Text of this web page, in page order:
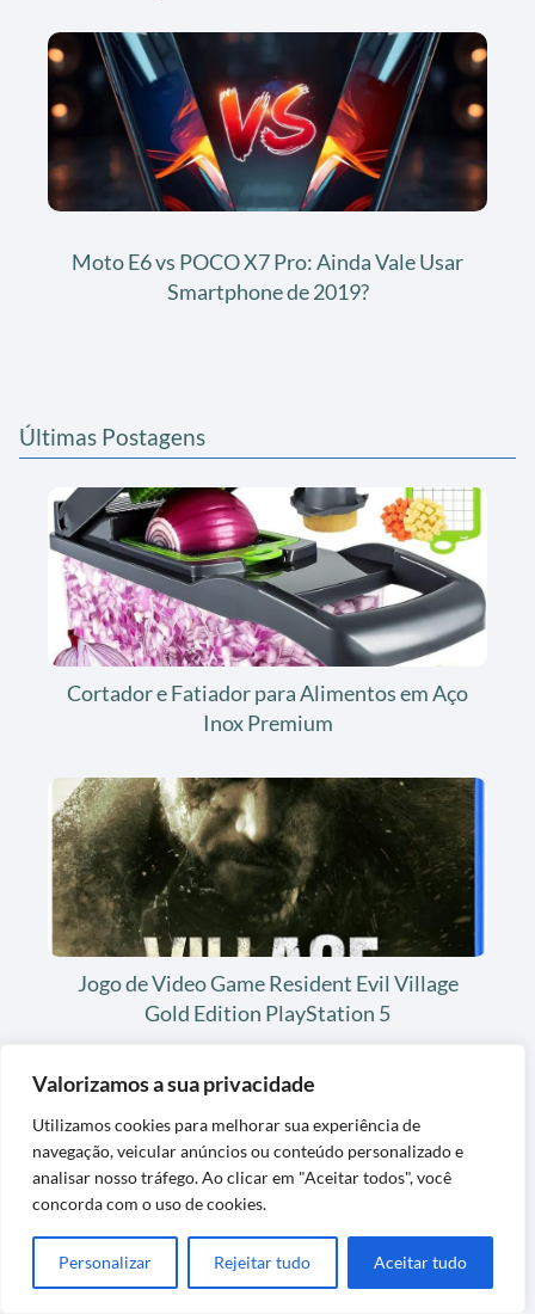
Valorizamos a sua privacidade
Utilizamos cookies para melhorar sua experiência de
navegação, veicular anúncios ou conteúdo personalizado e
analisar nosso tráfego. Ao clicar em "Aceitar todos", você
concorda com o uso de cookies.
Personalizar Rejeitar tudo Aceitar tudo
Moto E6 vs POCO X7 Pro: Ainda Vale Usar
Smartphone de 2019?
Últimas Postagens
Cortador e Fatiador para Alimentos em Aço
Inox Premium
Jogo de Video Game Resident Evil Village
Gold Edition PlayStation 5
Tapete de Grama Sintética Decorativa